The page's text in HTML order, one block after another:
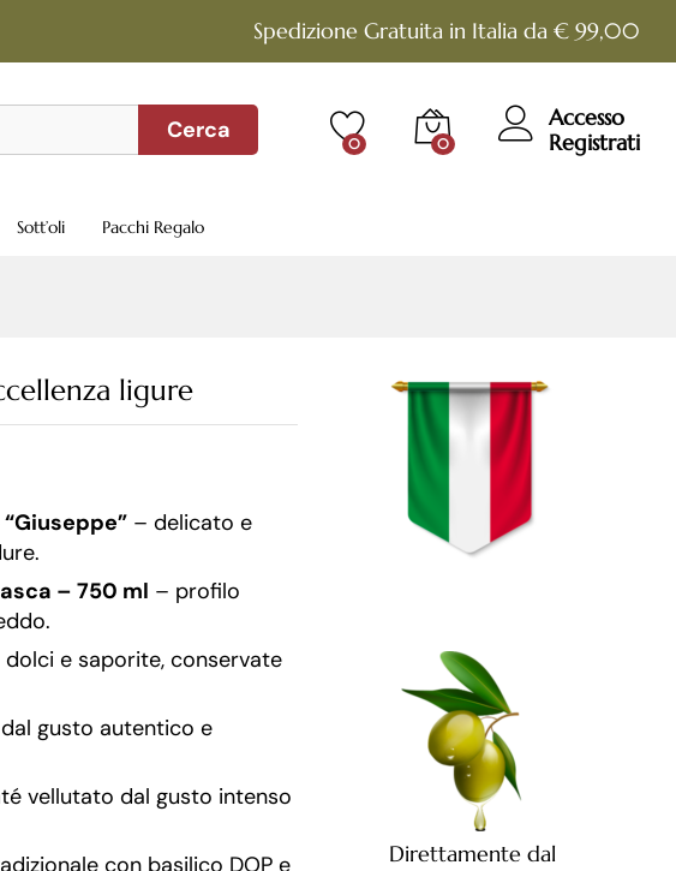
Spedizione Gratuita in Italia da € 99,00
Cerca 0 0
Accesso
Registrati
Sott’oli Pacchi Regalo
ligure
– delicato e
– 750 ml – profilo
dolci e saporite, conservate
gusto autentico e
vellutato dal gusto intenso
Direttamente dal
€85.00 Aggiungi al carrello